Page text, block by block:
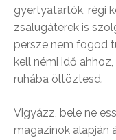
gyertyatartók, régi
zsalugáterek is
persze nem fogod
kell némi idő
ruhába öltöztesd.
Vigyázz, bele ne
magazinok alapján